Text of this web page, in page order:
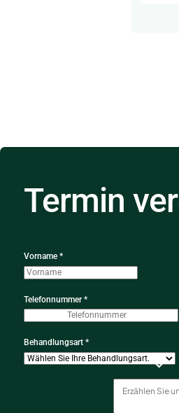
Termin
Vorname *
Telefonnummer *
Behandlungsart *